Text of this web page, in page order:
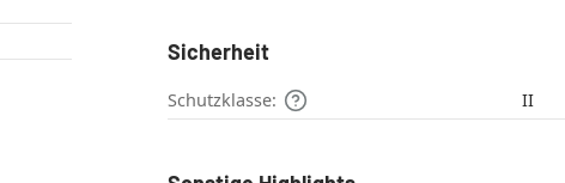
Sicherheit
Schutzklasse: II